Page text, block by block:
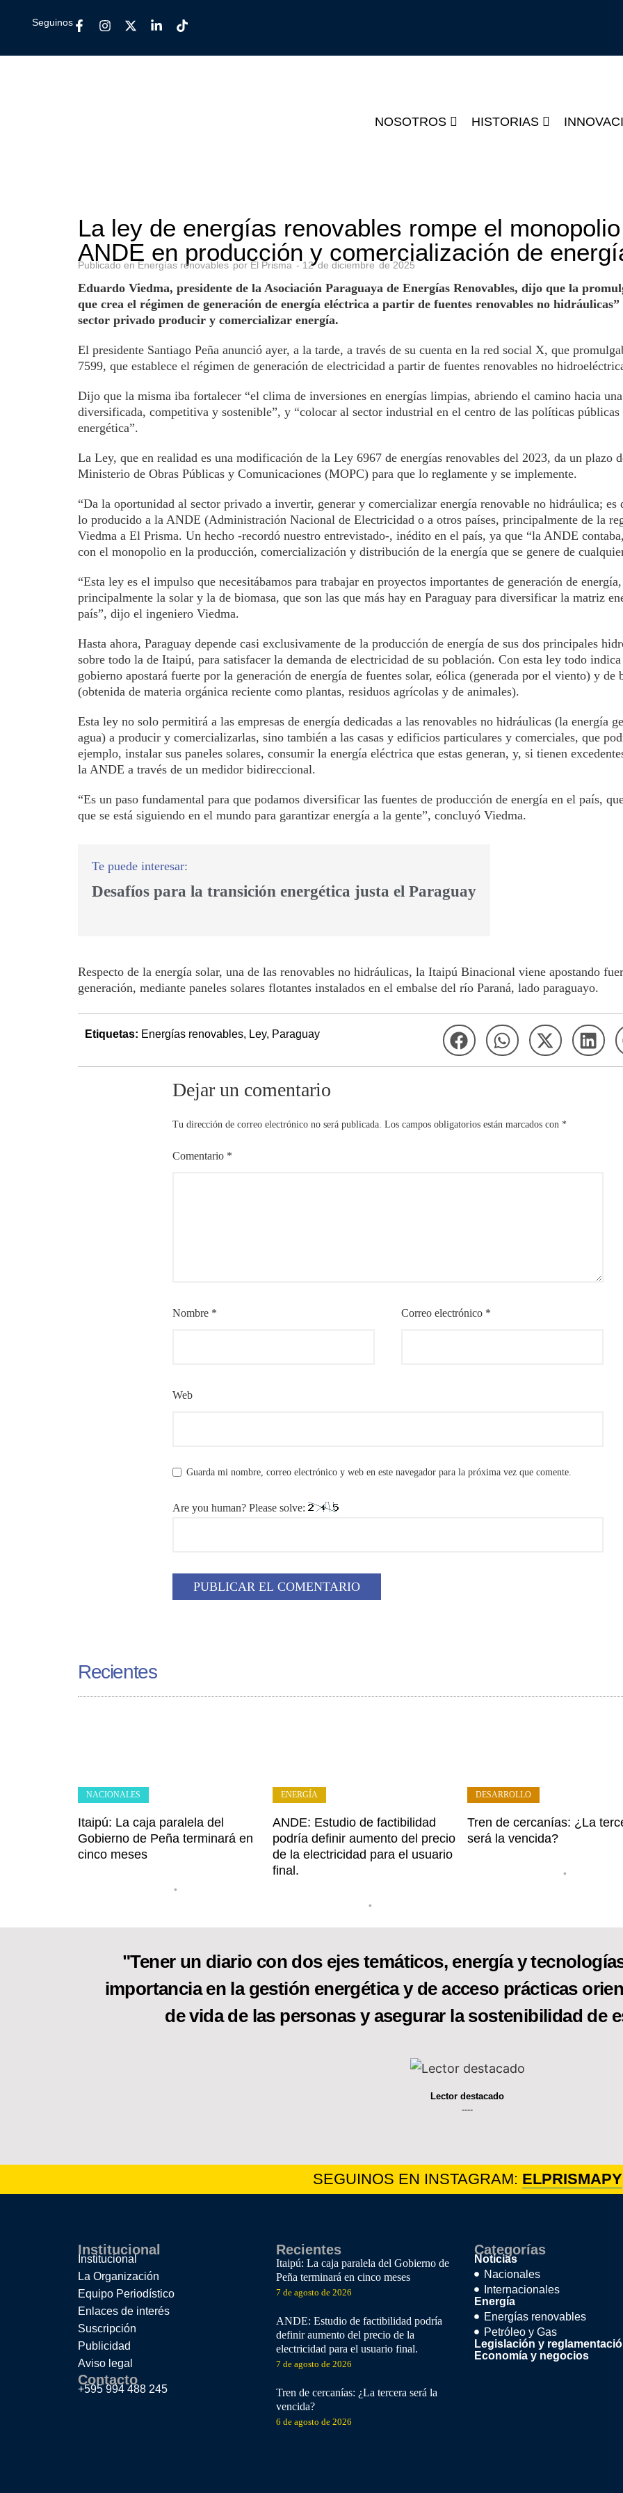
Seguinos
NOSOTROS HISTORIAS
La ley de energías renovables rompe el
ANDE en producción y comercialización de
Publicado en Energías renovables por El Prisma - 12 de diciembre de 2025
Eduardo Viedma, presidente de la Asociación Paraguaya de Energías Renovables, dijo que la
que crea el régimen de generación de energía eléctrica a partir de fuentes renovables no
sector privado producir y comercializar energía.
El presidente Santiago Peña anunció ayer, a la tarde, a través de su cuenta en la red social X, que
7599, que establece el régimen de generación de electricidad a partir de fuentes renovables no
Dijo que la misma iba fortalecer “el clima de inversiones en energías limpias, abriendo el camino hacia
diversificada, competitiva y sostenible”, y “colocar al sector industrial en el centro de las políticas
energética”.
La Ley, que en realidad es una modificación de la Ley 6967 de energías renovables del 2023, da un plazo
Ministerio de Obras Públicas y Comunicaciones (MOPC) para que lo reglamente y se implemente.
“Da la oportunidad al sector privado a invertir, generar y comercializar energía renovable no hidráulica; es
lo producido a la ANDE (Administración Nacional de Electricidad o a otros países, principalmente de la
Viedma a El Prisma. Un hecho -recordó nuestro entrevistado-, inédito en el país, ya que “la ANDE
con el monopolio en la producción, comercialización y distribución de la energía que se genere de
“Esta ley es el impulso que necesitábamos para trabajar en proyectos importantes de generación de energía,
principalmente la solar y la de biomasa, que son las que más hay en Paraguay para diversificar la matriz
país”, dijo el ingeniero Viedma.
Hasta ahora, Paraguay depende casi exclusivamente de la producción de energía de sus dos principales
sobre todo la de Itaipú, para satisfacer la demanda de electricidad de su población. Con esta ley todo
gobierno apostará fuerte por la generación de energía de fuentes solar, eólica (generada por el viento) y de
(obtenida de materia orgánica reciente como plantas, residuos agrícolas y de animales).
Esta ley no solo permitirá a las empresas de energía dedicadas a las renovables no hidráulicas (la energía
agua) a producir y comercializarlas, sino también a las casas y edificios particulares y comerciales, que
ejemplo, instalar sus paneles solares, consumir la energía eléctrica que estas generan, y, si tienen
la ANDE a través de un medidor bidireccional.
“Es un paso fundamental para que podamos diversificar las fuentes de producción de energía en el país,
que se está siguiendo en el mundo para garantizar energía a la gente”, concluyó Viedma.
Desafíos para la transición energética justa el Paraguay
Respecto de la energía solar, una de las renovables no hidráulicas, la Itaipú Binacional viene apostando
generación, mediante paneles solares flotantes instalados en el embalse del río Paraná, lado paraguayo.
Etiquetas: Energías renovables, Ley, Paraguay
Dejar un comentario
Tu dirección de correo electrónico no será publicada. Los campos obligatorios están marcados con *
Comentario *
Nombre * Correo electrónico *
Web
Guarda mi nombre, correo electrónico y web en este navegador para la próxima vez que comente.
Are you human? Please solve:
Recientes
Itaipú: La caja paralela del
Gobierno de Peña terminará en
cinco meses
•
NACIONALES
ANDE: Estudio de factibilidad
podría definir aumento del precio
de la electricidad para el usuario
final.
•
ENERGÍA
Tren de cercanías: ¿La
será la vencida?
•
DESARROLLO
"Tener un diario con dos ejes temáticos, energía y
importancia en la gestión energética y de acceso prácticas
de vida de las personas y asegurar la sostenibilidad de
Lector destacado
----
SEGUINOS EN INSTAGRAM: ELPRISMAPY
Institucional
Institucional
La Organización
Equipo Periodístico
Enlaces de interés
Suscripción
Publicidad
Aviso legal
Contacto
+595 994 488 245
Recientes
Itaipú: La caja paralela del Gobierno de
Peña terminará en cinco meses
7 de agosto de 2026
ANDE: Estudio de factibilidad podría
definir aumento del precio de la
electricidad para el usuario final.
7 de agosto de 2026
Tren de cercanías: ¿La tercera será la
vencida?
6 de agosto de 2026
Categorías
Noticias
Nacionales
Internacionales
Energía
Energías renovables
Petróleo y Gas
Legislación y
Economía y negocios